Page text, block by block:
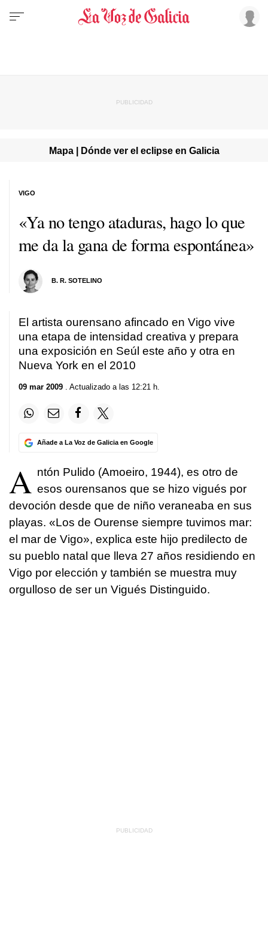
Mapa | Dónde ver el eclipse en Galicia
«Ya no tengo ataduras, hago lo que
me da la gana de forma espontánea»
B. R. SOTELINO
VIGO
El artista ourensano afincado en Vigo vive
una etapa de intensidad creativa y prepara
una exposición en Seúl este año y otra en
Nueva York en el 2010
09 mar 2009 . Actualizado a las 12:21 h.
Añade a La Voz de Galicia en Google
A ntón Pulido (Amoeiro, 1944), es otro de
esos ourensanos que se hizo vigués por
devoción desde que de niño veraneaba en sus
playas. «Los de Ourense siempre tuvimos mar:
el mar de Vigo», explica este hijo predilecto de
su pueblo natal que lleva 27 años residiendo en
Vigo por elección y también se muestra muy
orgulloso de ser un Vigués Distinguido.